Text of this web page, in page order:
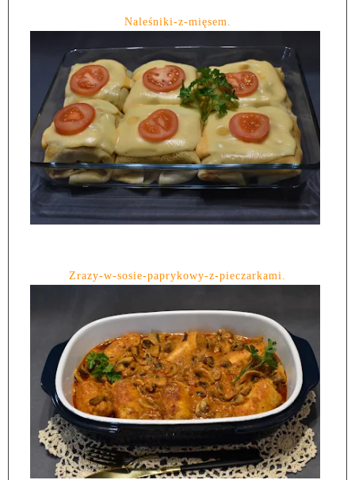
Naleśniki-z-mięsem.
Zrazy-w-sosie-paprykowy-z-pieczarkami.